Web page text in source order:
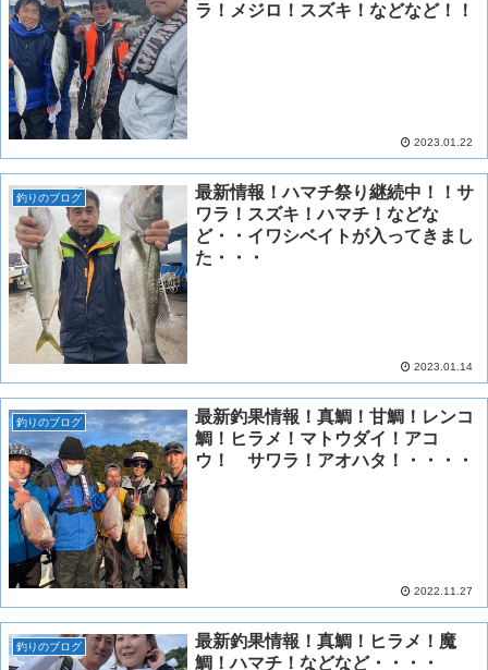
ラ！メジロ！スズキ！などなど！！
2023.01.22
釣りのブログ
最新情報！ハマチ祭り継続中！！サ
ワラ！スズキ！ハマチ！などな
ど・・イワシベイトが入ってきまし
た・・・
2023.01.14
釣りのブログ
最新釣果情報！真鯛！甘鯛！レンコ
鯛！ヒラメ！マトウダイ！アコ
ウ！ サワラ！アオハタ！・・・・
2022.11.27
釣りのブログ
最新釣果情報！真鯛！ヒラメ！魔
鯛！ハマチ！などなど・・・・